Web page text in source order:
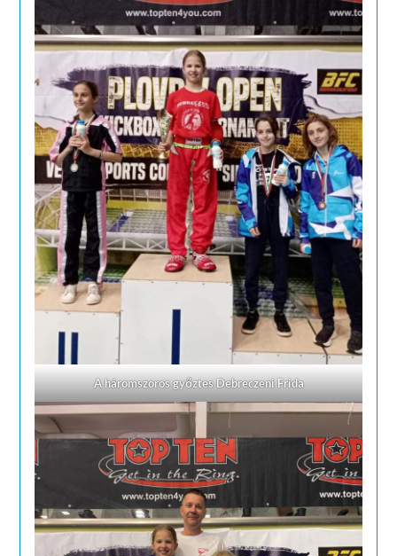
A háromszoros győztes Debreczeni Frida